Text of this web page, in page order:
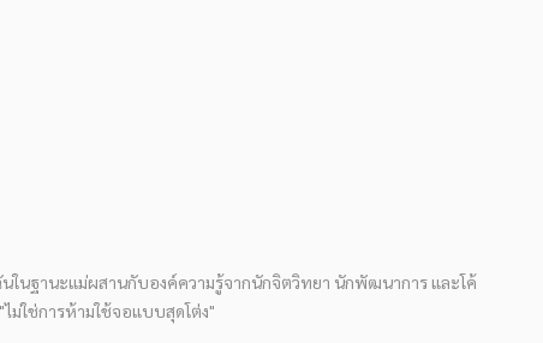
ในฐานะแม่ผสานกับองค์ความรู้จากนักจิตวิทยา นักพัฒนาการ และโค้
ม่ใช่การห้ามใช้จอแบบสุดโต่ง"